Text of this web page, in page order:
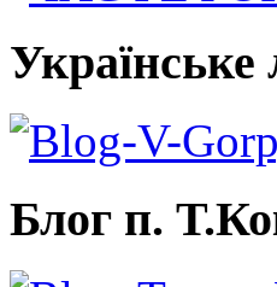
Блог п.